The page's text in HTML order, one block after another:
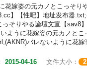
花嫁姿の元カノとこっそり
】【性吧】地址发布器
っそりやる論壇文宣【sav8
ように花嫁姿の元カノと
バレないように花嫁
2015-04-16 文件大小：